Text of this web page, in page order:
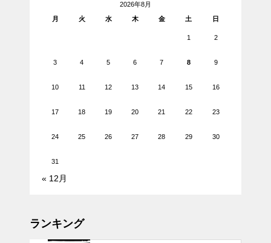
2026年8月
月
火 水 木 金 土 日
1 2
3 4 5 6 7 8 9
10 11 12 13 14 15 16
17 18 19 20 21 22 23
24 25 26 27 28 29 30
31
« 12月
ランキング